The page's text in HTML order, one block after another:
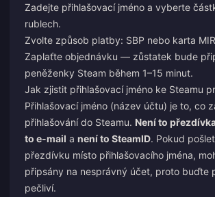
Zadejte přihlašovací jméno a vyberte
rublech.
Zvolte způsob platby: SBP nebo karta
Zaplaťte objednávku — zůstatek bude
peněženky Steam během 1–15 minut.
Jak zjistit přihlašovací jméno ke Steamu
Přihlašovací jméno (název účtu) je to, co
přihlašování do Steamu. Není to
to e-mail a není to SteamID. Pokud
přezdívku místo přihlašovacího jména,
připsány na nesprávný účet, proto buďte
pečliví.